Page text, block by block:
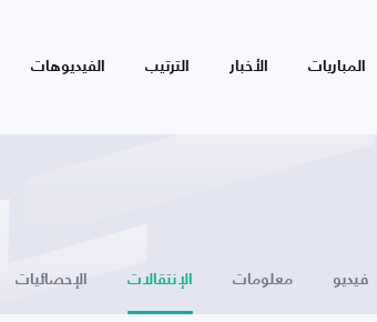
المباريات الأخبار الترتيب الفيديوهات
فيديو معلومات الإنتقالات الإحصائيات